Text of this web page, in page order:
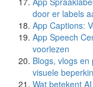
door er labels
App Captions:
App Speech
voorlezen
Blogs, vlogs
visuele
Wat betekent